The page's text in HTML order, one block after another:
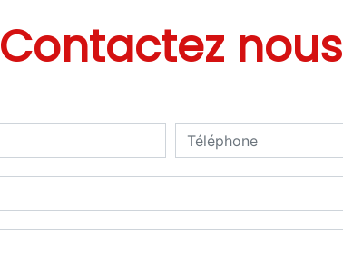
Contactez nous